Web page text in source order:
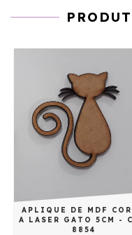
APLIQUE DE MDF
A LASER GATO 5CM -
8854